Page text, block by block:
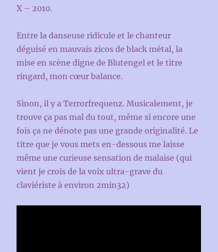
X – 2010.
Entre la danseuse ridicule et le chanteur
déguisé en mauvais zicos de black métal, la
mise en scène digne de Blutengel et le titre
ringard, mon cœur balance.
Sinon, il y a Terrorfrequenz. Musicalement, je
trouve ça pas mal du tout, même si encore une
fois ça ne dénote pas une grande originalité. Le
titre que je vous mets en-dessous me laisse
même une curieuse sensation de malaise (qui
vient je crois de la voix ultra-grave du
claviériste à environ 2min32)